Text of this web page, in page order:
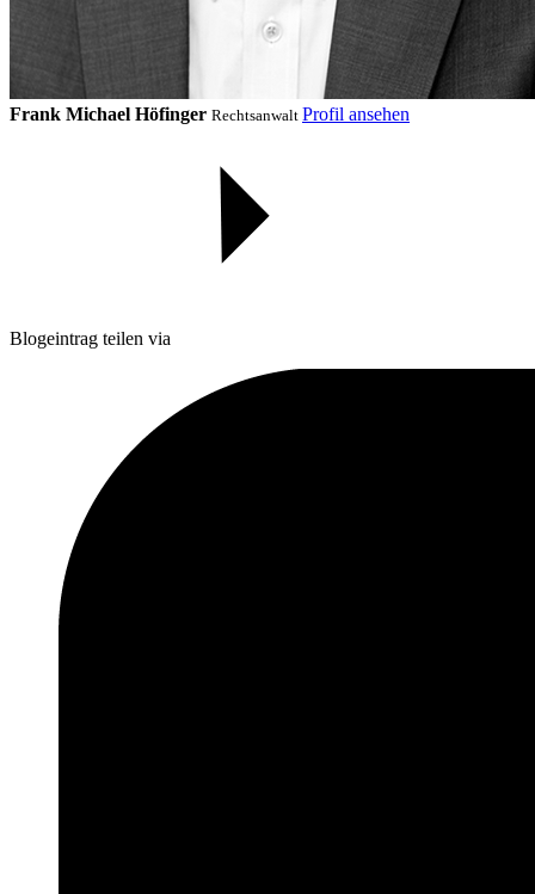
Frank Michael Höfinger Rechtsanwalt Profil ansehen
Blogeintrag teilen via